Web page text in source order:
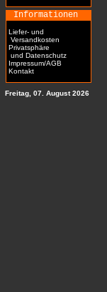
Informationen
Liefer- und
Versandkosten
Privatsphäre
und Datenschutz
Impressum/AGB
Kontakt
Freitag, 07. August 2026